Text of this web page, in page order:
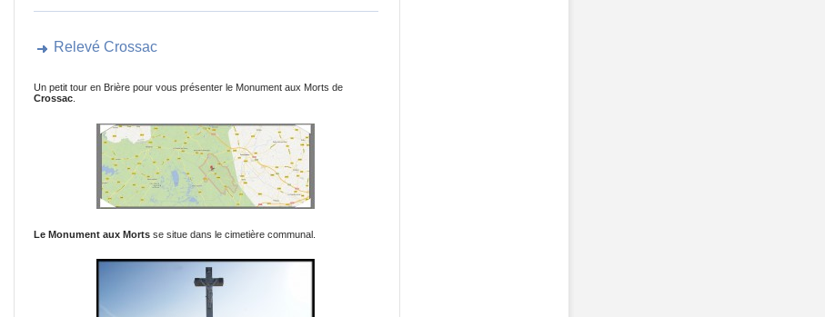
Relevé Crossac
Un petit tour en Brière pour vous présenter le Monument aux Morts de
Crossac.
Le Monument aux Mortsse situe dans le cimetière communal.